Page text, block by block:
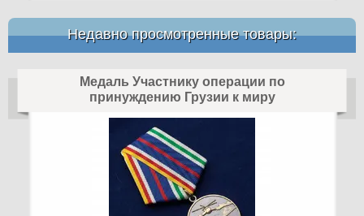
Недавно просмотренные товары:
Медаль Участнику операции по
принуждению Грузии к миру